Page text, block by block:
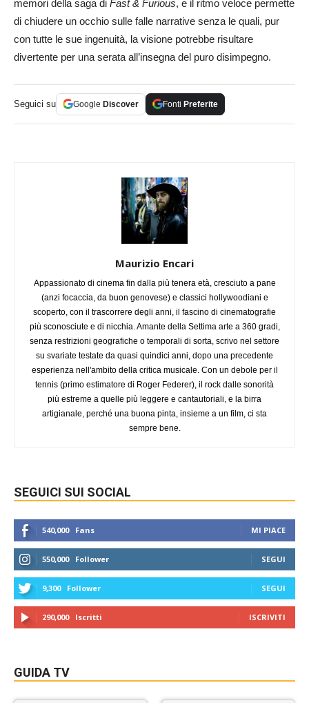
memori della saga di Fast & Furious, e il ritmo veloce permette
di chiudere un occhio sulle falle narrative senza le quali, pur
con tutte le sue ingenuità, la visione potrebbe risultare
divertente per una serata all’insegna del puro disimpegno.
Seguici su Google Discover Fonti Preferite
Maurizio Encari
Appassionato di cinema fin dalla più tenera età, cresciuto a pane
(anzi focaccia, da buon genovese) e classici hollywoodiani e
scoperto, con il trascorrere degli anni, il fascino di cinematografie
più sconosciute e di nicchia. Amante della Settima arte a 360 gradi,
senza restrizioni geografiche o temporali di sorta, scrivo nel settore
su svariate testate da quasi quindici anni, dopo una precedente
esperienza nell'ambito della critica musicale. Con un debole per il
tennis (primo estimatore di Roger Federer), il rock dalle sonorità
più estreme a quelle più leggere e cantautoriali, e la birra
artigianale, perché una buona pinta, insieme a un film, ci sta
sempre bene.
SEGUICI SUI SOCIAL
540,000 Fans MI PIACE
550,000 Follower SEGUI
9,300 Follower SEGUI
290,000 Iscritti ISCRIVITI
GUIDA TV